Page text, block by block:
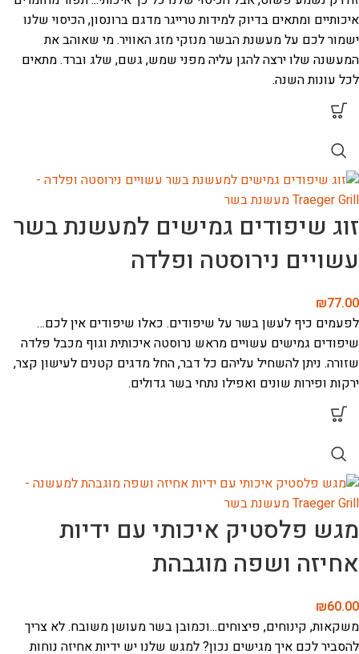
איכותיים ומתאים בדיוק למידות טרייגר מדגם ברונסון, הכיסוי שלנו
ישמור לכם על מעשנת הבשר מנזקי מזג האוויר. מי שאוהב את
המעשנה שלו ירצה להגן עליה מפני שמש, גשם, שלג וברד. מתאים
לכל עונות השנה.
זוג שיפודים גמישים למעשנת בשר
עשויים נירוסטה ופלדה
₪77.00
לפעמים כיף לעשן בשר על שיפודים. כאלו שיפודים אין לכם…
שיפודים גמישים עשויים מראש נרוסטה איכותית וגוף מכבל פלדה
שזורה. ניתן להשחיל עליהם כל דבר, החל מדגים קטנים לעישון קצר,
ירקות ופירות שונים ואפילו נתחי בשר גדולים.
מגש פלסטיק איכותי עם ידיות
אחיזה ושפה מוגבהת
₪60.00
משקאות, קינוחים, פיצוחים...וכמובן בשר מעושן משובח.לא צריך
להסביר לכם איך מגישים נכון?למגש שלנו יש ידיות אחיזה נוחות